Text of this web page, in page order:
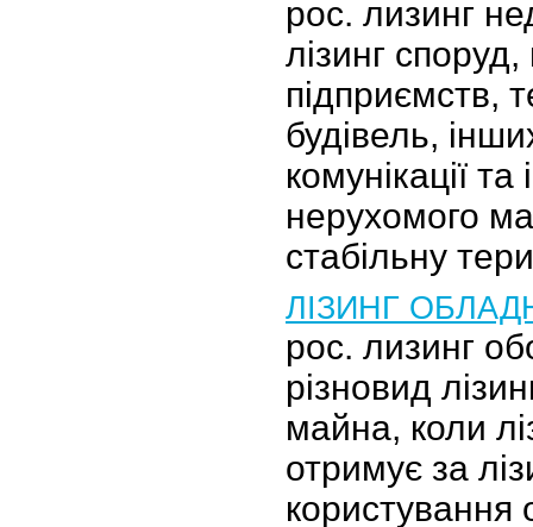
рос. лизинг
лізинг
підприємств,
будівель,
комунікації та
нерухомого
стабільну
ЛІЗИНГ
рос. лизинг
різновид
майна, коли
отримує за
користування